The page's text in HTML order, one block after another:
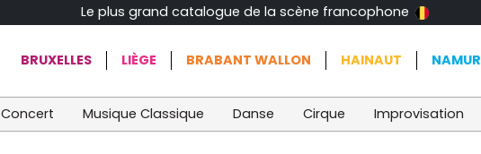
Le plus grand catalogue de la scène francophone
BRUXELLES LIÈGE BRABANT WALLON HAINAUT NAMUR
Concert Musique Classique Danse Cirque Improvisation